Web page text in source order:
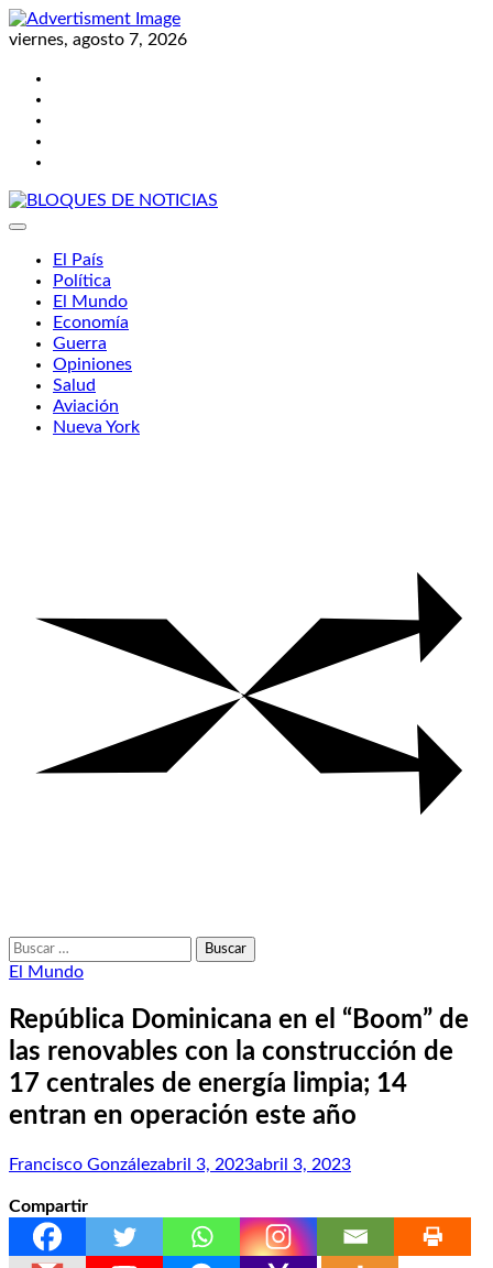
Skip
to
viernes, agosto 7, 2026
El País
Política
El Mundo
Economía
Guerra
Opiniones
Salud
Aviación
Nueva York
Buscar:
El Mundo
República Dominicana en el “Boom” de
las renovables con la construcción de
17 centrales de energía limpia; 14
entran en operación este año
Francisco Gonzálezabril 3, 2023abril 3, 2023
Compartir